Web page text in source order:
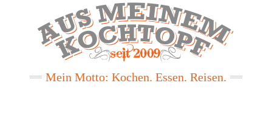
Mein Motto: Kochen. Essen. Reisen.